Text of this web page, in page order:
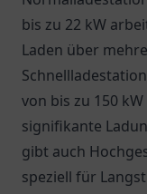
bis zu 22 kW
Laden über
von bis zu 150
signifikante
gibt auch
speziell für